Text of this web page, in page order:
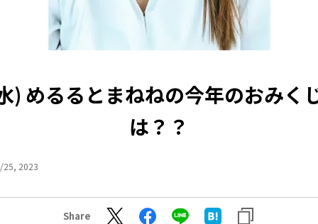
) めるるとまねねの今年のおみく
は？？
25, 2023
Share